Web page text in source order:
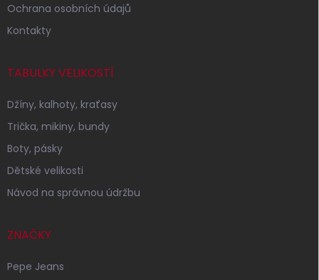
Ochrana osobních údajů
Kontakty
TABULKY VELIKOSTÍ
Džíny, kalhoty, kraťasy
Trička, mikiny, bundy
Boty, pásky
Dětské velikosti
Návod na správnou údržbu
ZNAČKY
Pepe Jeans